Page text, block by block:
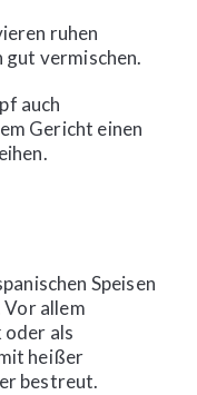
ruhen
gut vermischen.
auch
Gericht einen
Speisen
allem
oder als
heißer
bestreut.